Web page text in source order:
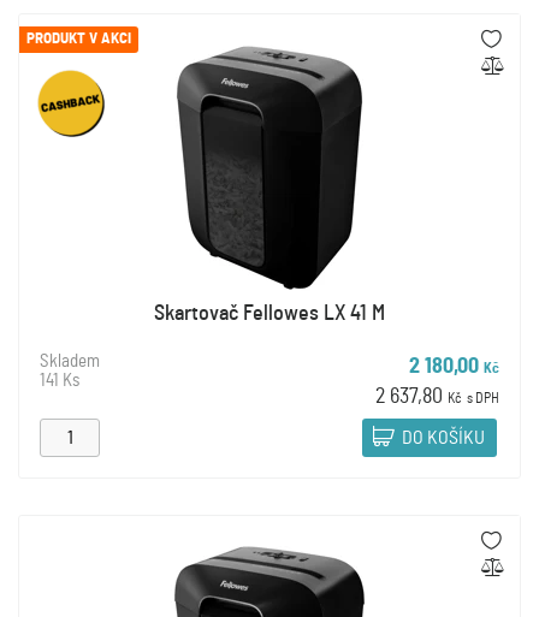
PRODUKT V AKCI
Skartovač Fellowes LX 41 M
Skladem
141 Ks
2 180,00 Kč
2 637,80 Kč s DPH
DO KOŠÍKU